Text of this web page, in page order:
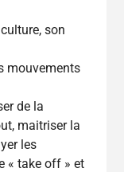
son
mouvements
de la
maitriser la
les
« take off » et